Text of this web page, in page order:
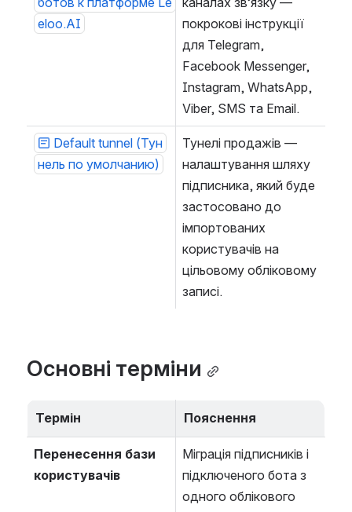
eloo.AI
покрокові інструкції
для Telegram,
Facebook Messenger,
Instagram, WhatsApp,
Viber, SMS та Email.
Default tunnel (Тун
нель по умолчанию)
Тунелі продажів —
налаштування шляху
підписника, який буде
застосовано до
імпортованих
користувачів на
цільовому обліковому
записі.
Основні терміни
Термін Пояснення
Перенесення бази
користувачів
Міграція підписників і
підключеного бота з
одного облікового